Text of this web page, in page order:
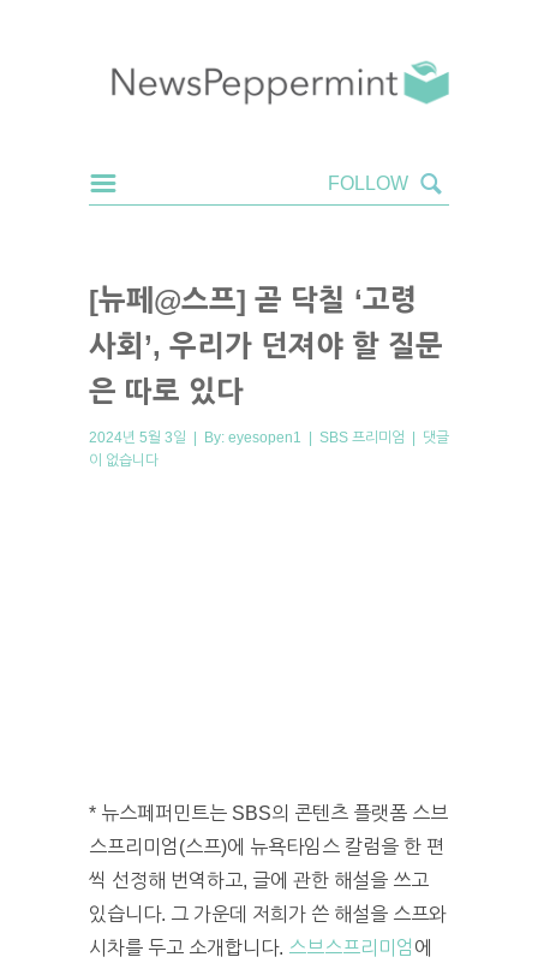
[뉴페@스프] 곧 닥칠 ‘고령
사회’, 우리가 던져야 할 질문
은 따로 있다
2024년 5월 3일 | By: eyesopen1 | SBS 프리미엄 | 댓글
이 없습니다
* 뉴스페퍼민트는 SBS의 콘텐츠 플랫폼 스브
스프리미엄(스프)에 뉴욕타임스 칼럼을 한 편
씩 선정해 번역하고, 글에 관한 해설을 쓰고
있습니다. 그 가운데 저희가 쓴 해설을 스프와
시차를 두고 소개합니다. 스브스프리미엄 에